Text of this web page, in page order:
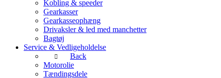
Kobling & speeder
Gearkasser
Gearkasseophæng
Drivaksler & led med manchetter
Bagtøj
Service & Vedligeholdelse
Back
Motorolie
Tændingsdele